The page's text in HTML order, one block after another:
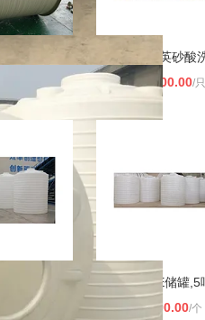
￥16800.00/只
/个 ￥6000.00/个